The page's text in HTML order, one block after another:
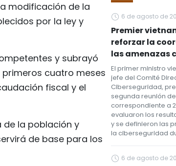
modificación de la
por la ley y
y subrayó
cuatro meses
fiscal y el
de la población y
de base para los
6 de agosto de
Premier
reforzar la
las amenazas
El primer ministro
jefe del Comité
Ciberseguridad,
segunda reunión
correspondiente a
evaluaron los
y se definieron las
la ciberseguridad
6 de agosto de